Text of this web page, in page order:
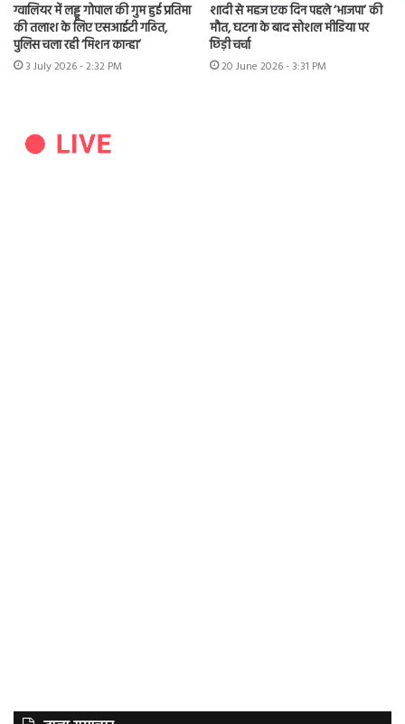
ग्वालियर में लड्डू गोपाल की गुम हुई प्रतिमा
की तलाश के लिए एसआईटी गठित,
पुलिस चला रही ‘मिशन कान्हा’
3 July 2026 - 2:32 PM
शादी से महज एक दिन पहले ‘भाजपा’ की
मौत, घटना के बाद सोशल मीडिया पर
छिड़ी चर्चा
20 June 2026 - 3:31 PM